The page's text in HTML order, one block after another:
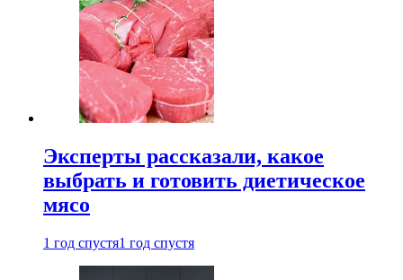
Эксперты рассказали, какое
выбрать и готовить диетическое
мясо
1 год спустя1 год спустя